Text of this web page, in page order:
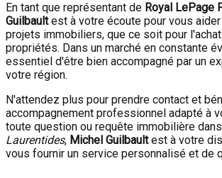
En tant que représentant de Royal LePage
Guilbaultest à votre écoute pour vous
projets immobiliers, que ce soit pour
propriétés. Dans un marché en constante
essentiel d'être bien accompagné par un
votre région.
N'attendez plus pour prendre contact et
accompagnement professionnel adapté à
toute question ou requête immobilière
Laurentides, Michel Guilbaultest à votre
vous fournir un service personnalisé et de